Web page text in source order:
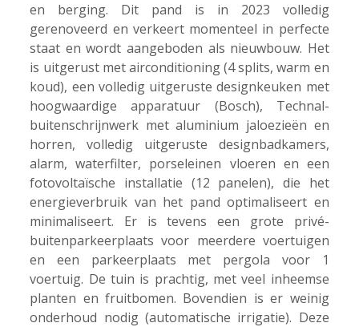
en berging. Dit pand is in 2023 volledig
gerenoveerd en verkeert momenteel in perfecte
staat en wordt aangeboden als nieuwbouw. Het
is uitgerust met airconditioning (4 splits, warm en
koud), een volledig uitgeruste designkeuken met
hoogwaardige apparatuur (Bosch), Technal-
buitenschrijnwerk met aluminium jaloezieën en
horren, volledig uitgeruste designbadkamers,
alarm, waterfilter, porseleinen vloeren en een
fotovoltaïsche installatie (12 panelen), die het
energieverbruik van het pand optimaliseert en
minimaliseert. Er is tevens een grote privé-
buitenparkeerplaats voor meerdere voertuigen
en een parkeerplaats met pergola voor 1
voertuig. De tuin is prachtig, met veel inheemse
planten en fruitbomen. Bovendien is er weinig
onderhoud nodig (automatische irrigatie). Deze